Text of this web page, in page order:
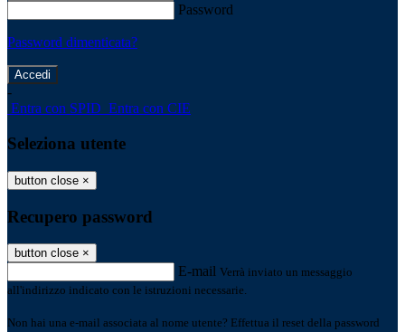
Password
Password dimenticata?
-
Entra con SPID Entra con CIE
Seleziona utente
button close ×
Recupero password
button close ×
E-mail Verrà inviato un messaggio
all'indirizzo indicato con le istruzioni necessarie.
Non hai una e-mail associata al nome utente? Effettua il reset della password